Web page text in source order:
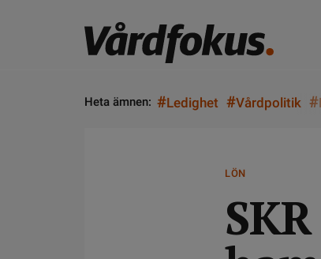
Heta ämnen: #Ledighet #Vårdpolitik #
LÖN